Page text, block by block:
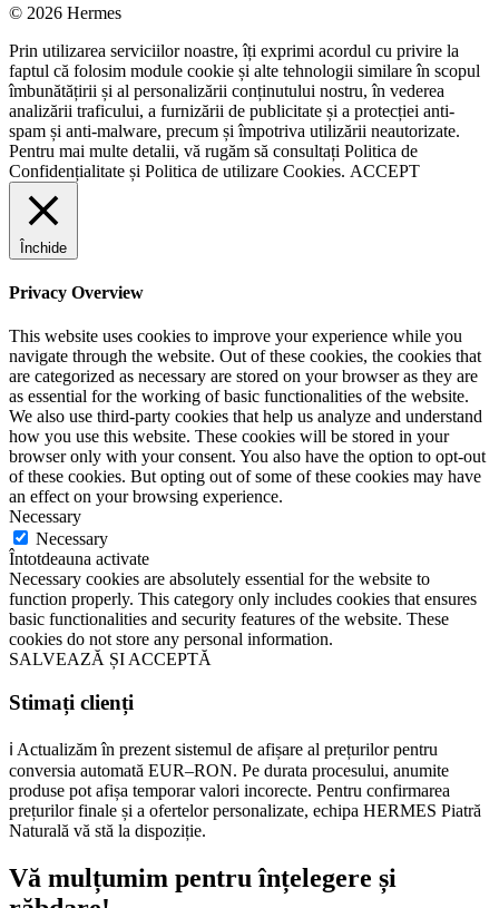
© 2026 Hermes
Prin utilizarea serviciilor noastre, îți exprimi acordul cu privire la
faptul că folosim module cookie și alte tehnologii similare în scopul
îmbunătățirii și al personalizării conținutului nostru, în vederea
analizării traficului, a furnizării de publicitate și a protecției anti-
spam și anti-malware, precum și împotriva utilizării neautorizate.
Pentru mai multe detalii, vă rugăm să consultați Politica de
Confidențialitate și Politica de utilizare Cookies. ACCEPT
Închide
Privacy Overview
This website uses cookies to improve your experience while you
navigate through the website. Out of these cookies, the cookies that
are categorized as necessary are stored on your browser as they are
as essential for the working of basic functionalities of the website.
We also use third-party cookies that help us analyze and understand
how you use this website. These cookies will be stored in your
browser only with your consent. You also have the option to opt-out
of these cookies. But opting out of some of these cookies may have
an effect on your browsing experience.
Necessary
Necessary
Întotdeauna activate
Necessary cookies are absolutely essential for the website to
function properly. This category only includes cookies that ensures
basic functionalities and security features of the website. These
cookies do not store any personal information.
SALVEAZĂ ȘI ACCEPTĂ
Stimați clienți
ℹ️ Actualizăm în prezent sistemul de afișare al prețurilor pentru
conversia automată EUR–RON. Pe durata procesului, anumite
produse pot afișa temporar valori incorecte. Pentru confirmarea
prețurilor finale și a ofertelor personalizate, echipa HERMES Piatră
Naturală vă stă la dispoziție.
Vă mulțumim pentru înțelegere și